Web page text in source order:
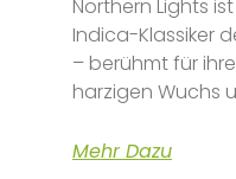
Northern Lights
Indica-Klassiker
– berühmt für
harzigen Wuchs
Mehr Dazu